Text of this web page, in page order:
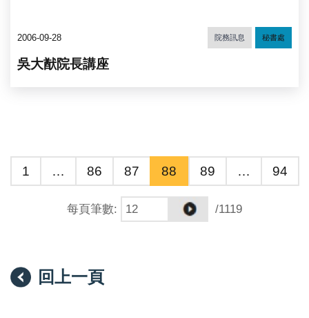
2006-09-28 院務訊息 秘書處
吳大猷院長講座
1 … 86 87 88 89 … 94
每頁筆數: /1119
回上一頁